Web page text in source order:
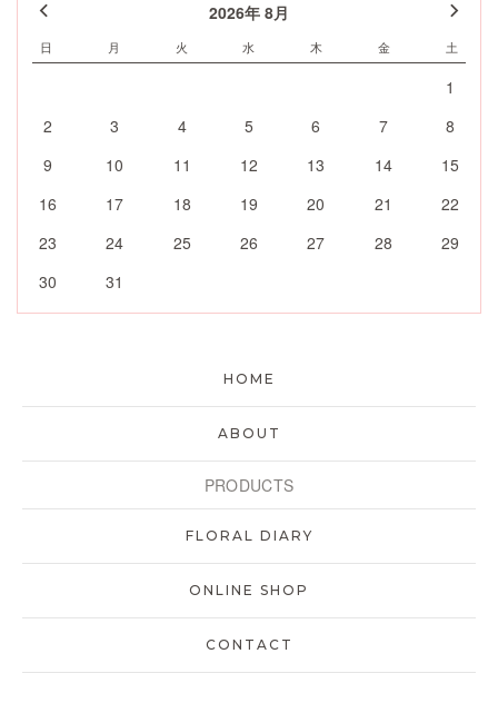
2026年 8月
日 月 火 水 木 金 土
1
2
3 4 5 6 7
8
9
10 11 12 13 14
15
16
17 18 19 20 21
22
23
24 25 26 27 28
29
30
31
HOME
ABOUT
PRODUCTS
FLORAL DIARY
ONLINE SHOP
CONTACT